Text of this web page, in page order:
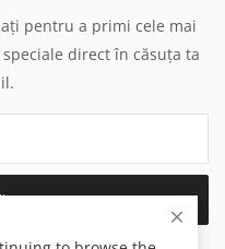
pentru a primi cele mai
direct în căsuța ta
te